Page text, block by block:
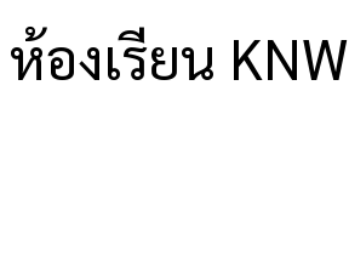
ห้องเรียน KNW